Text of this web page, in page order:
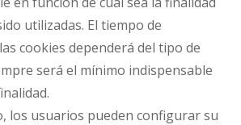
utilizadas. El tiempo de
cookies dependerá del tipo de
será el mínimo indispensable
los usuarios pueden configurar su